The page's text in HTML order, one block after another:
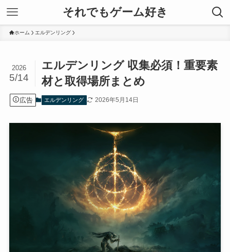
それでもゲーム好き
ホーム エルデンリング
エルデンリング 収集必須！重要素
材と取得場所まとめ
2026
5/14
広告 エルデンリング 2026年5月14日